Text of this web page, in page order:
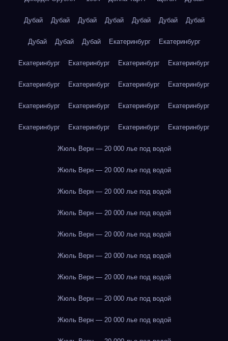
Дубай Дубай Дубай Дубай Дубай Дубай Дубай
Дубай Дубай Дубай Екатеринбург Екатеринбург
Екатеринбург Екатеринбург Екатеринбург Екатеринбург
Екатеринбург Екатеринбург Екатеринбург Екатеринбург
Екатеринбург Екатеринбург Екатеринбург Екатеринбург
Екатеринбург Екатеринбург Екатеринбург Екатеринбург
Жюль Верн — 20 000 лье под водой
Жюль Верн — 20 000 лье под водой
Жюль Верн — 20 000 лье под водой
Жюль Верн — 20 000 лье под водой
Жюль Верн — 20 000 лье под водой
Жюль Верн — 20 000 лье под водой
Жюль Верн — 20 000 лье под водой
Жюль Верн — 20 000 лье под водой
Жюль Верн — 20 000 лье под водой